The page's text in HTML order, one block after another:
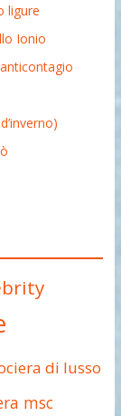
ligure
Ionio
di lusso
msc